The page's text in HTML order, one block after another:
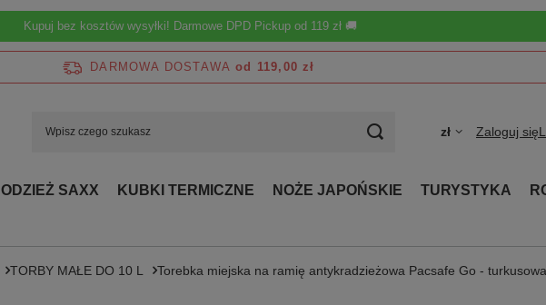
Kupuj bez kosztów wysyłki! Darmowe DPD Pickup od 119 zł 🚚
DARMOWA DOSTAWA od 119,00 zł
zł Zaloguj się
ODZIEŻ SAXX KUBKI TERMICZNE NOŻE JAPOŃSKIE TURYSTYKA
TORBY MAŁE DO 10 L Torebka miejska na ramię antykradzieżowa Pacsafe Go - turkusowa